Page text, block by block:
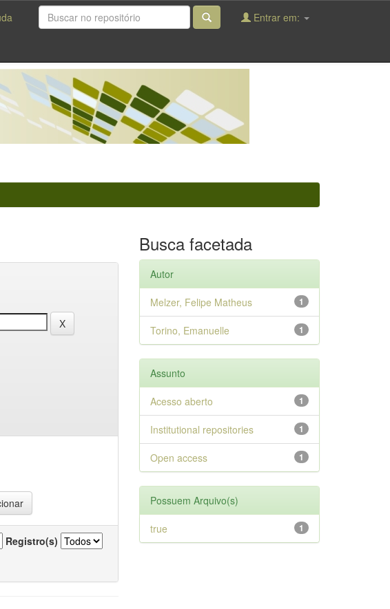
Entrar em:
Registro(s)
Busca facetada
Autor
1
Melzer, Felipe Matheus
1
Torino, Emanuelle
Assunto
1
Acesso aberto
1
Institutional repositories
1
Open access
Possuem Arquivo(s)
1
true